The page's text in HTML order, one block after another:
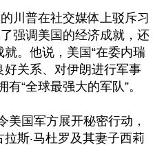
川普在社交媒体上驳斥习
强调美国的经济成就，还
。他说，美国“在委内瑞
关系、对伊朗进行军事
“全球最强大的军队”。
美国军方展开秘密行动，
斯‧马杜罗及其妻子西莉